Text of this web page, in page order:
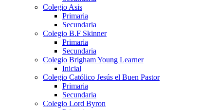
Colegio Asis
Primaria
Secundaria
Colegio B.F Skinner
Primaria
Secundaria
Colegio Brigham Young Learner
Inicial
Colegio Católico Jesús el Buen Pastor
Primaria
Secundaria
Colegio Lord Byron